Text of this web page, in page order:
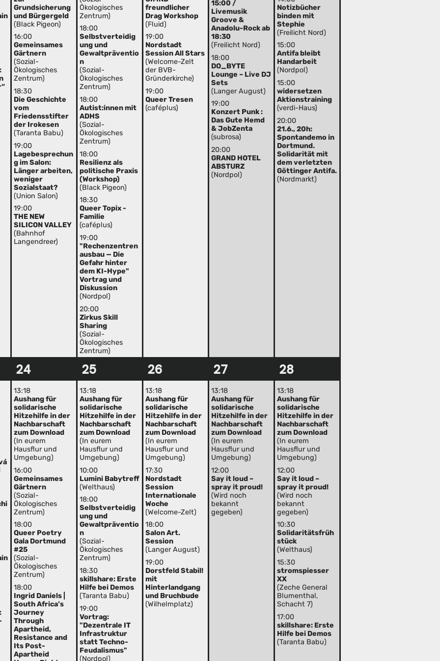
Grundsicherung
und Bürgergeld
(Black Pigeon)
16:00
Gemeinsames
Gärtnern
(Sozial-
Ökologisches
Zentrum)
18:30
Die Geschichte
vom
Friedensstifter
der Irokesen
(Taranta Babu)
19:00
Lagebesprechun
g im Salon:
Länger arbeiten,
weniger
Sozialstaat?
(Union Salon)
19:00
THE NEW
SILICON VALLEY
(Bahnhof
Langendreer)
Ökologisches
Zentrum)
18:00
Selbstverteidig
ung und
Gewaltpräventio
n
(Sozial-
Ökologisches
Zentrum)
18:00
Autist:innen mit
ADHS
(Sozial-
Ökologisches
Zentrum)
18:00
Resilienz als
politische Praxis
(Workshop)
(Black Pigeon)
18:30
Queer Topix -
Familie
(caféplus)
19:00
"Rechenzentren
ausbau — Die
Gefahr hinter
dem KI-Hype"
Vortrag und
Diskussion
(Nordpol)
20:00
Zirkus Skill
Sharing
(Sozial-
Ökologisches
Zentrum)
freundlicher
Drag Workshop
(Fluid)
19:00
Nordstadt
Session All Stars
(Welcome-Zelt
der BVB-
Gründerkirche)
19:00
Queer Tresen
(caféplus)
15:00 /
Livemusik
Groove &
Anadolu-Rock ab
18:30
(Freilicht Nord)
18:00
DO_BYTE
Lounge – Live DJ
Sets
(Langer August)
19:00
Konzert Punk :
Das Gute Hemd
& JobZenta
(subrosa)
20:00
GRAND HOTEL
ABSTURZ
(Nordpol)
Notizbücher
binden mit
Stephie
(Freilicht Nord)
15:00
Antifa bleibt
Handarbeit
(Nordpol)
15:00
widersetzen
Aktionstraining
(verdi-Haus)
20:00
21.6., 20h:
Spontandemo in
Dortmund.
Solidarität mit
dem verletzten
Göttinger Antifa.
(Nordmarkt)
24
13:18
Aushang für
solidarische
Hitzehilfe in der
Nachbarschaft
zum Download
(In eurem
Hausflur und
Umgebung)
16:00
Gemeinsames
Gärtnern
(Sozial-
Ökologisches
Zentrum)
18:00
Queer Poetry
Gala Dortmund
#25
(Sozial-
Ökologisches
Zentrum)
18:00
Ingrid Daniels |
South Africa’s
Journey
Through
Apartheid,
Resistance and
Its Post-
Apartheid
25
13:18
Aushang für
solidarische
Hitzehilfe in der
Nachbarschaft
zum Download
(In eurem
Hausflur und
Umgebung)
10:00
Lumini Babytreff
(Welthaus)
18:00
Selbstverteidig
ung und
Gewaltpräventio
n
(Sozial-
Ökologisches
Zentrum)
18:30
skillshare: Erste
Hilfe bei Demos
(Taranta Babu)
19:00
Vortrag:
"Dezentrale IT
Infrastruktur
statt Techno-
Feudalismus"
(Nordpol)
26
13:18
Aushang für
solidarische
Hitzehilfe in der
Nachbarschaft
zum Download
(In eurem
Hausflur und
Umgebung)
17:30
Nordstadt
Session
Internationale
Woche
(Welcome-Zelt)
18:00
Salon Art.
Session
(Langer August)
19:00
Dorstfeld Stabil!
mit
Hinterlandgang
und Bruchbude
(Wilhelmplatz)
27
13:18
Aushang für
solidarische
Hitzehilfe in der
Nachbarschaft
zum Download
(In eurem
Hausflur und
Umgebung)
12:00
Say it loud –
spray it proud!
(Wird noch
bekannt
gegeben)
28
13:18
Aushang für
solidarische
Hitzehilfe in der
Nachbarschaft
zum Download
(In eurem
Hausflur und
Umgebung)
12:00
Say it loud –
spray it proud!
(Wird noch
bekannt
gegeben)
10:30
Solidaritätsfrüh
stück
(Welthaus)
15:30
stromspiesser
XX
(Zeche General
Blumenthal,
Schacht 7)
17:00
skillshare: Erste
Hilfe bei Demos
(Taranta Babu)